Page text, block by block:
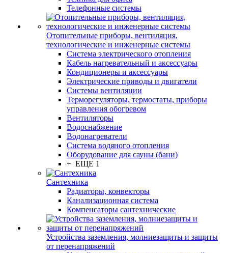
Телефонные системы
Отопительные приборы, вентиляция,
технологические и инженерные системы
Система электрического отопления
Кабель нагревательный и аксессуары
Кондиционеры и аксессуары
Электрические приводы и двигатели
Системы вентиляции
Терморегуляторы, термостаты, приборы
управления обогревом
Вентиляторы
Водоснабжение
Водонагреватели
Система водяного отопления
Оборудование для сауны (бани)
+ ЕЩЕ 1
Сантехника
Радиаторы, конвекторы
Канализационная система
Компенсаторы сантехнические
Устройства заземления, молниезащиты и защиты
от перенапряжений